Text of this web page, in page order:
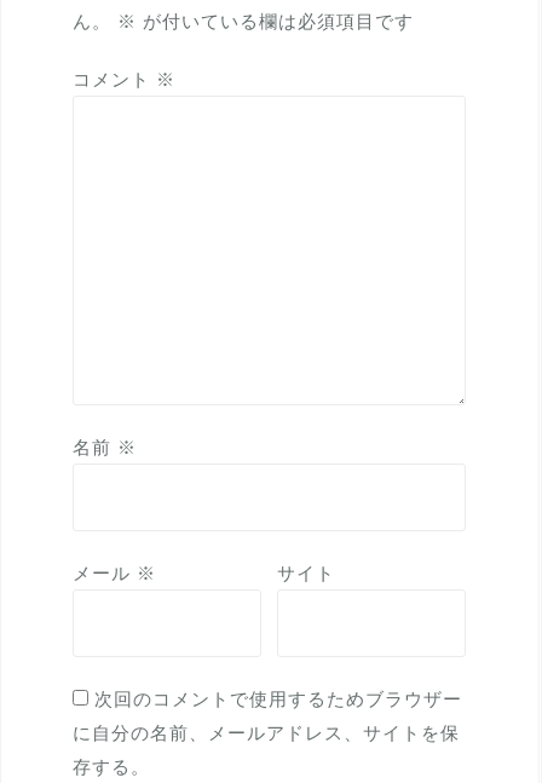
ん。
※ が付いている欄は必須項目です
コメント ※
名前 ※
メール ※ サイト
次回のコメントで使用するためブラウザー
に自分の名前、メールアドレス、サイトを保
存する。